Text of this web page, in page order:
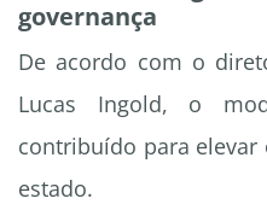
governança
De acordo com o
Lucas Ingold, o
contribuído para
estado.